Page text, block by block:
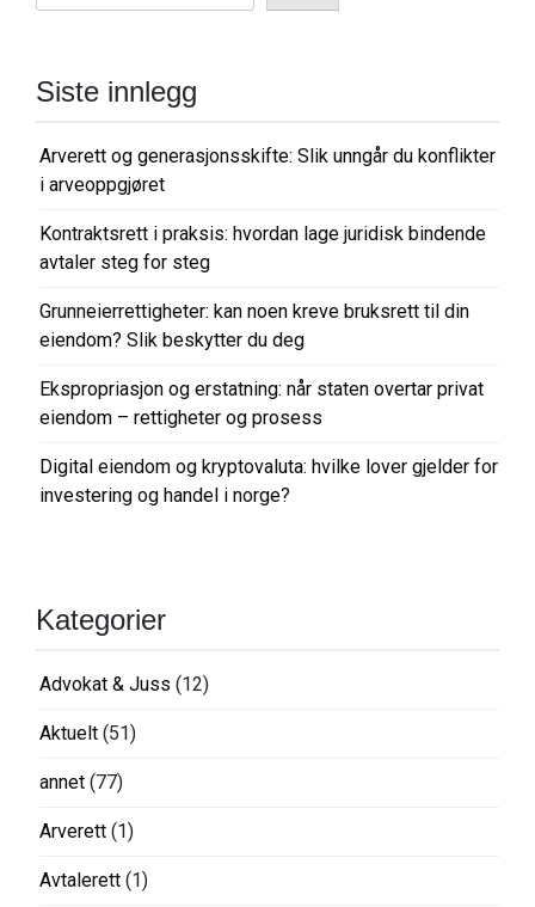
Siste innlegg
Arverett og generasjonsskifte: Slik unngår du konflikter
i arveoppgjøret
Kontraktsrett i praksis: hvordan lage juridisk bindende
avtaler steg for steg
Grunneierrettigheter: kan noen kreve bruksrett til din
eiendom? Slik beskytter du deg
Ekspropriasjon og erstatning: når staten overtar privat
eiendom – rettigheter og prosess
Digital eiendom og kryptovaluta: hvilke lover gjelder for
investering og handel i norge?
Kategorier
Advokat & Juss (12)
Aktuelt (51)
annet (77)
Arverett (1)
Avtalerett (1)